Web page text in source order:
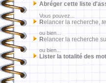
Abréger cette liste
Vous pouvez...
Relancer la recherche,
ou bien...
Relancer la recherche
ou bien...
Lister la totalité des